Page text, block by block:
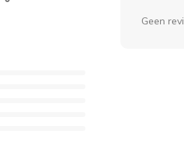
Geen